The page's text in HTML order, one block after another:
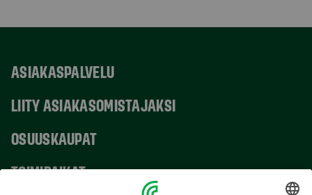
ASIAKASPALVELU
LIITY ASIAKASOMISTAJAKSI
OSUUSKAUPAT
TOIMIPAIKAT